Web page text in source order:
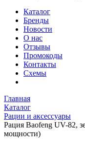
Каталог
Бренды
Новости
О нас
Отзывы
Промокоды
Контакты
Схемы
Главная
Каталог
Рации и аксессуары
Рация Baofeng UV-82,
мощности)